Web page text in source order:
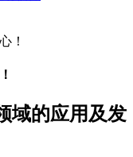
域的应用及发